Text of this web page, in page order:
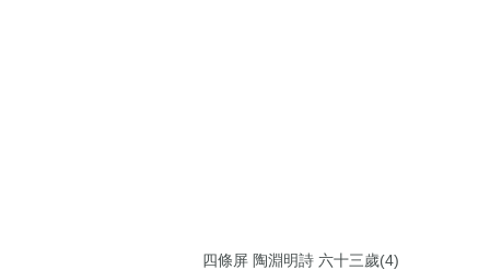
四條屏 陶淵明詩 六十三歲(4)